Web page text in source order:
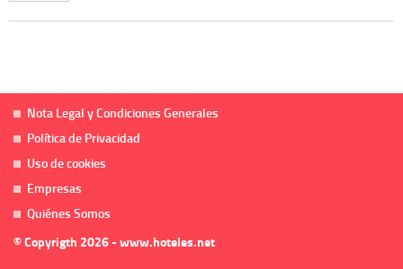
Nota Legal y Condiciones Generales
Política de Privacidad
Uso de cookies
Empresas
Quiénes Somos
© Copyrigth 2026 - www.hoteles.net